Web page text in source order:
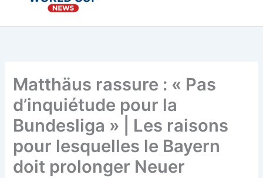
Matthäus rassure : « Pas
d’inquiétude pour la
Bundesliga » | Les raisons
pour lesquelles le Bayern
doit prolonger Neuer